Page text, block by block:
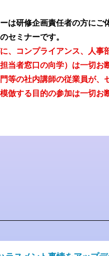
は研修企画責任者の方にご
セミナーです。
、コンプライアンス、人事
担当者窓口の向学）は一切
等の社内講師の従業員が、
倣する目的の参加は一切お